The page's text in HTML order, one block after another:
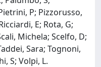
P; Pizzorusso,
E; Rota, G;
Michela; Scelfo, D;
Sara; Tognoni,
S; Volpi, L.